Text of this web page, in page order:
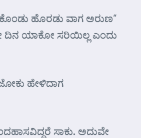
ಹೊರಡು ವಾಗ ಅರುಣ”
ದಿನ ಯಾಕೋ ಸರಿಯಿಲ್ಲ ಎಂದು
ಹೇಳಿದಾಗ
ಸಾಕು. ಅದುವೇ